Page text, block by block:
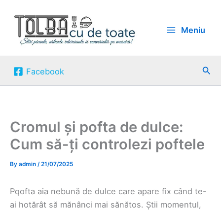
content
Meniu
Facebook
Cromul și pofta de dulce:
Cum să-ți controlezi poftele
By admin /21/07/2025
Pqofta aia nebună de dulce care apare fix când te-
ai hotărât să mănânci mai sănătos. Știi momentul,